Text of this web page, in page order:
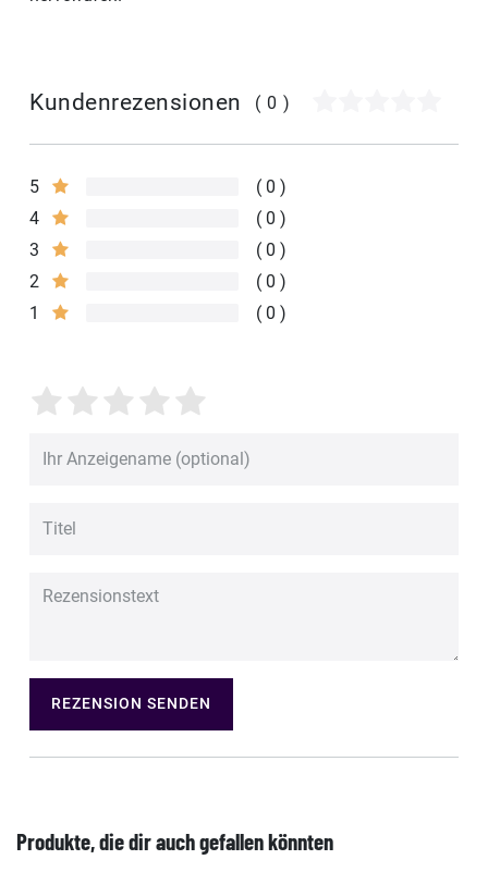
Kundenrezensionen (0)
5
0
4
0
3
0
2
0
1
0
REZENSION SENDEN
Produkte, die dir auch gefallen könnten